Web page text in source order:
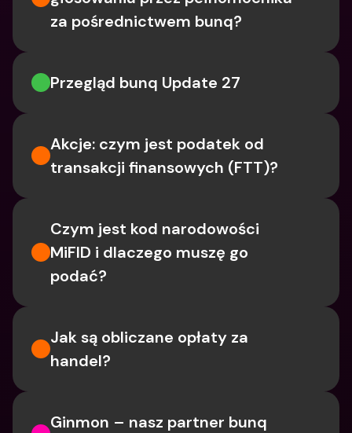
za pośrednictwem bunq?
Przegląd bunq Update 27
Akcje: czym jest podatek od
transakcji finansowych (FTT)?
Czym jest kod narodowości
MiFID i dlaczego muszę go
podać?
Jak są obliczane opłaty za
handel?
Ginmon – nasz partner bunq